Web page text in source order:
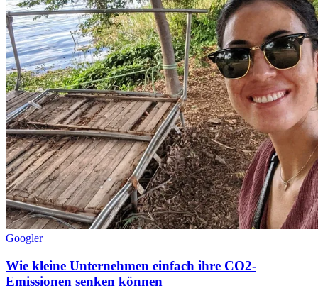
Googler
Wie kleine Unternehmen einfach ihre CO2-
Emissionen senken können